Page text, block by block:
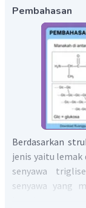
Pembahasan
Berdasarkan
jenis yaitu lemak
senyawa
senyawa yang